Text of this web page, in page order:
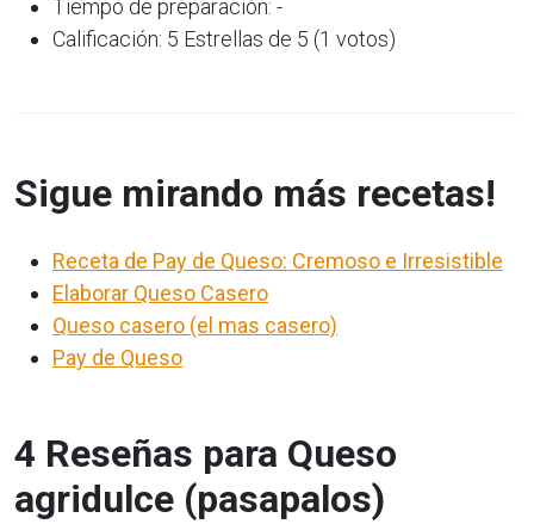
Tiempo de preparación: -
Calificación: 5 Estrellas de 5 (1 votos)
Sigue mirando más recetas!
Receta de Pay de Queso: Cremoso e Irresistible
Elaborar Queso Casero
Queso casero (el mas casero)
Pay de Queso
4 Reseñas para Queso
agridulce (pasapalos)